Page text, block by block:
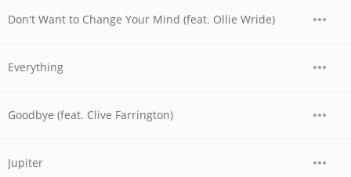
Don't Want to Change Your Mind (feat. Ollie Wride)
Everything
Goodbye (feat. Clive Farrington)
Jupiter